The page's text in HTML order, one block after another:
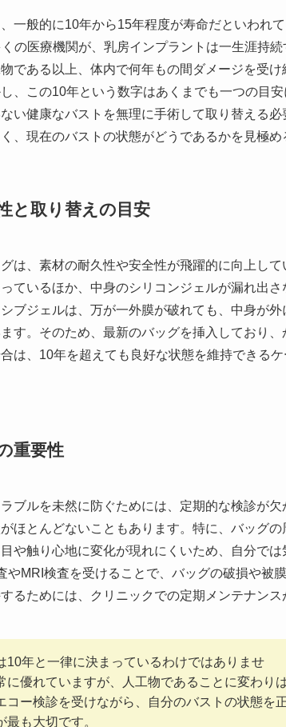
一般的に10年から15年程度が寿命だといわれ
の医療機関が、乳房インプラントは一生涯持
である以上、体内で何年もの間ダメージを受
、この10年という数字はあくまでも一つの目
い健康なバストを無理に手術して取り替える
、現在のバストの状態がどうであるかを見極め
と取り替えの目安
は、素材の耐久性や安全性が飛躍的に向上し
ているほか、中身のシリコンジェルが漏れ出
ブジェルは、万が一外膜が破れても、中身が外
す。そのため、最新のバッグを挿入しており
は、10年を超えても良好な状態を維持できる
重要性
ブルを未然に防ぐためには、定期的な検診が
ほとんどないこともあります。特に、バッグ
や触り心地に変化が現れにくいため、自分で
MRI検査を受けることで、バッグの破損や被
るためには、クリニックでの定期メンテナンス
10年と一律に決まっているわけではありませ
に優れていますが、人工物であることに変わり
コー検診を受けながら、自分のバストの状態を
も大切です。